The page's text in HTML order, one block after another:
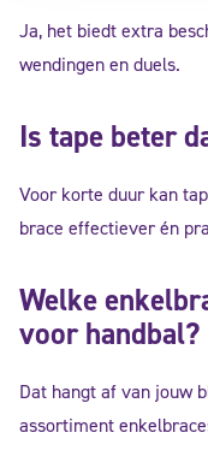
Ja, het biedt extra
wendingen en duels.
Is tape beter
Voor korte duur kan
brace effectiever én
Welke
voor handbal?
Dat hangt af van jouw
assortiment